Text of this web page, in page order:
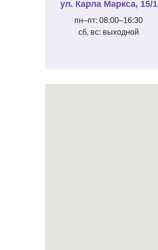
ул. Карла Маркса, 15/1
пн–пт: 08:00–16:30
сб, вс: выходной